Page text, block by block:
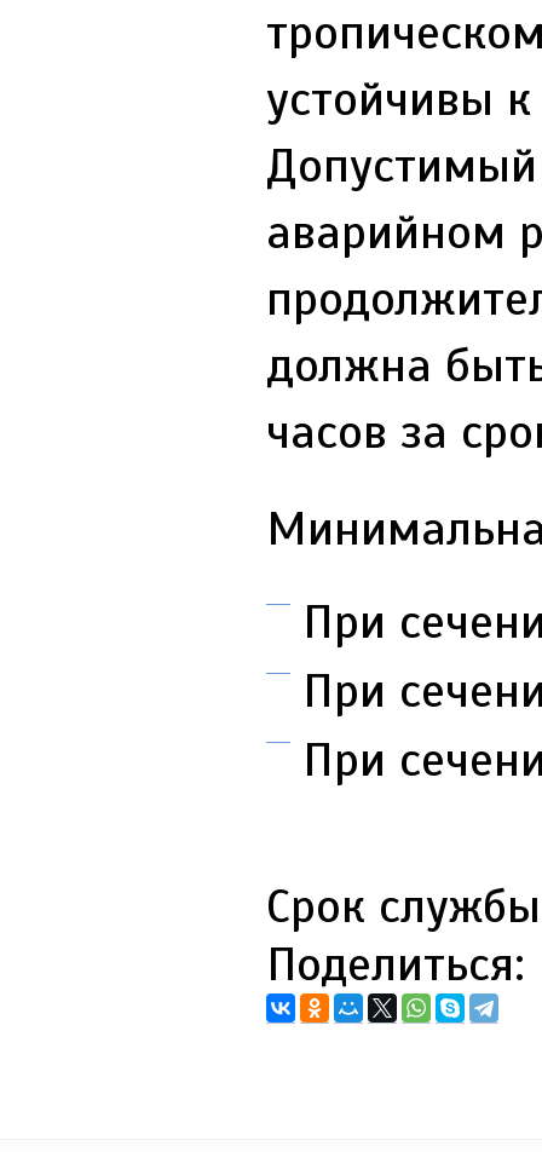
устойчивы
аварийном
должна
часов за
При
При
При
Срок
Поделиться: